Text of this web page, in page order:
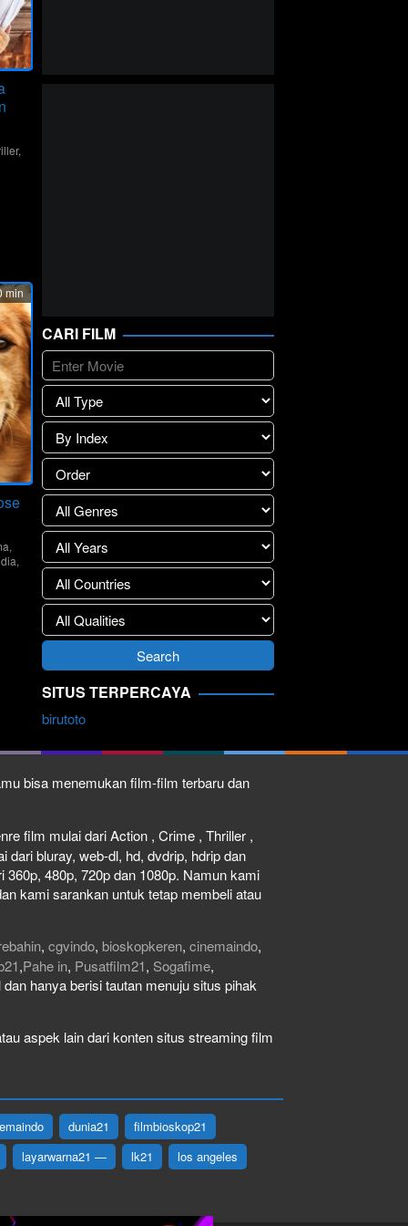
,
min
,
,
CARI FILM
SITUS TERPERCAYA
birutoto
bisa menemukan film-film terbaru dan
film mulai dari Action , Crime , Thriller ,
bluray, web-dl, hd, dvdrip, hdrip dan
480p, 720p dan 1080p. Namun kami
kami sarankan untuk tetap membeli atau
, cgvindo, bioskopkeren, cinemaindo,
,Pahe in, Pusatfilm21, Sogafime,
hanya berisi tautan menuju situs pihak
aspek lain dari konten situs streaming film
dunia21
filmbioskop21
layarwarna21 —
lk21 los angeles